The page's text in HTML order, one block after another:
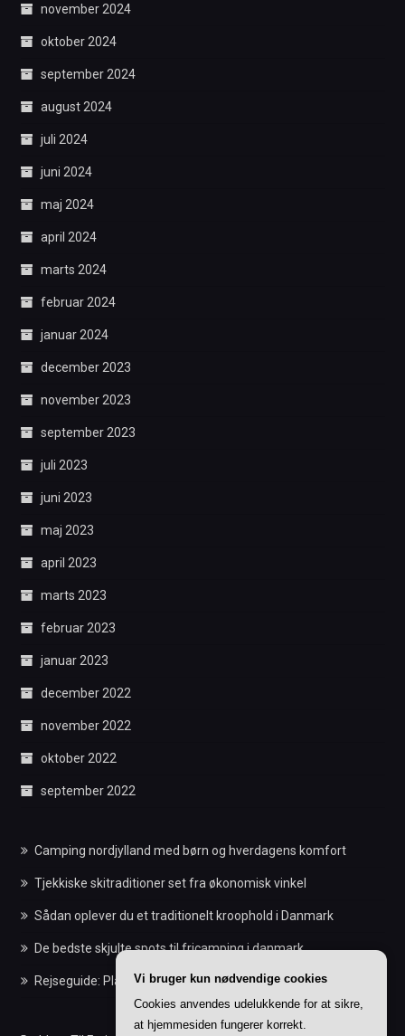
november 2024
oktober 2024
september 2024
august 2024
juli 2024
juni 2024
maj 2024
april 2024
marts 2024
februar 2024
januar 2024
december 2023
november 2023
september 2023
juli 2023
juni 2023
maj 2023
april 2023
marts 2023
februar 2023
januar 2023
december 2022
november 2022
oktober 2022
september 2022
Camping nordjylland med børn og hverdagens komfort
Tjekkiske skitraditioner set fra økonomisk vinkel
Sådan oplever du et traditionelt kroophold i Danmark
De bedste skjulte spots til fricamping i danmark
Rejseguide: Planlæg din tid korrekt med chiles klokkeslæt
Vi bruger kun nødvendige cookies
Cookies anvendes udelukkende for at sikre,
at hjemmesiden fungerer korrekt.